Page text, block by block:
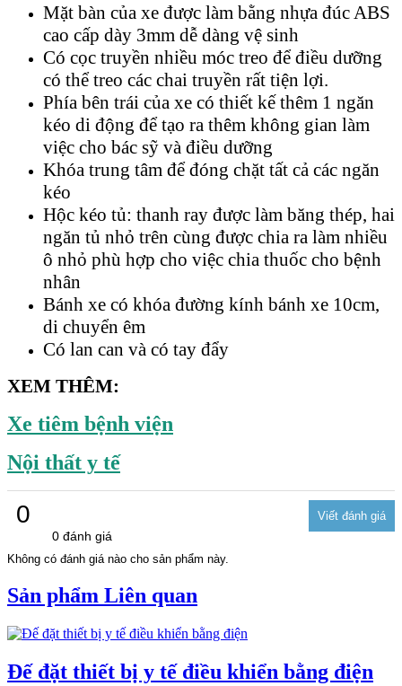
Mặt bàn của xe được làm bằng nhựa đúc ABS
cao cấp dày 3mm dễ dàng vệ sinh
Có cọc truyền nhiều móc treo để điều dưỡng
có thể treo các chai truyền rất tiện lợi.
Phía bên trái của xe có thiết kế thêm 1 ngăn
kéo di động để tạo ra thêm không gian làm
việc cho bác sỹ và điều dưỡng
Khóa trung tâm để đóng chặt tất cả các ngăn
kéo
Hộc kéo tủ: thanh ray được làm băng thép, hai
ngăn tủ nhỏ trên cùng được chia ra làm nhiều
ô nhỏ phù hợp cho việc chia thuốc cho bệnh
nhân
Bánh xe có khóa đường kính bánh xe 10cm,
di chuyển êm
Có lan can và có tay đẩy
XEM THÊM:
Xe tiêm bệnh viện
Nội thất y tế
0
0 đánh giá
Không có đánh giá nào cho sản phẩm này.
Sản phẩm Liên quan
Đế đặt thiết bị y tế điều khiển bằng điện